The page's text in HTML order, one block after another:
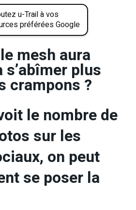
u-Trail à vos
préférées Google
mesh aura
plus
crampons ?
le nombre de
sur les
on peut
se poser la